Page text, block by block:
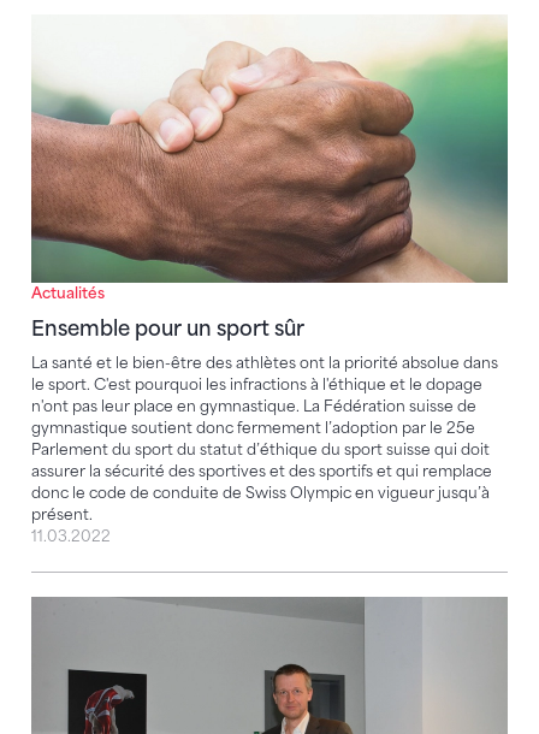
Actualités
Ensemble pour un sport sûr
La santé et le bien-être des athlètes ont la priorité absolue dans
le sport. C'est pourquoi les infractions à l'éthique et le dopage
n'ont pas leur place en gymnastique. La Fédération suisse de
gymnastique soutient donc fermement l’adoption par le 25e
Parlement du sport du statut d’éthique du sport suisse qui doit
assurer la sécurité des sportives et des sportifs et qui remplace
donc le code de conduite de Swiss Olympic en vigueur jusqu’à
présent.
11.03.2022
Les règles en matière de dopage sont les mêmes